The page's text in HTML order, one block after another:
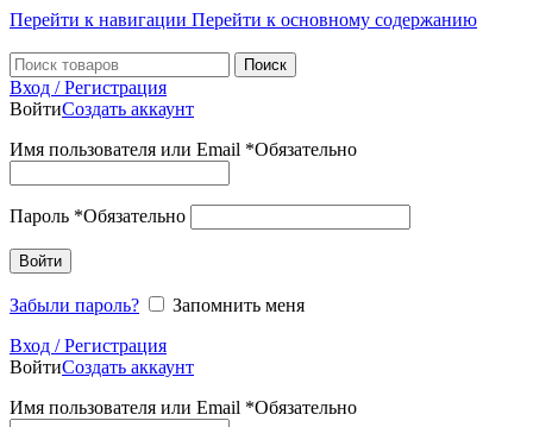
Перейти к навигации Перейти к основному содержанию
Поиск
Вход / Регистрация
ВойтиСоздать аккаунт
Имя пользователя или Email *Обязательно
Пароль *Обязательно
Войти
Забыли пароль?
Запомнить меня
Вход / Регистрация
ВойтиСоздать аккаунт
Имя пользователя или Email *Обязательно